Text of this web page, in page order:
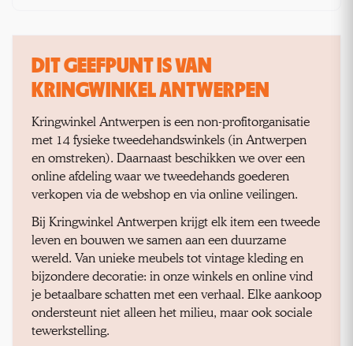
DIT GEEFPUNT IS VAN
KRINGWINKEL ANTWERPEN
Kringwinkel Antwerpen is een non-profitorganisatie
met 14 fysieke tweedehandswinkels (in Antwerpen
en omstreken). Daarnaast beschikken we over een
online afdeling waar we tweedehands goederen
verkopen via de webshop en via online veilingen.
Bij Kringwinkel Antwerpen krijgt elk item een tweede
leven en bouwen we samen aan een duurzame
wereld. Van unieke meubels tot vintage kleding en
bijzondere decoratie: in onze winkels en online vind
je betaalbare schatten met een verhaal. Elke aankoop
ondersteunt niet alleen het milieu, maar ook sociale
tewerkstelling.